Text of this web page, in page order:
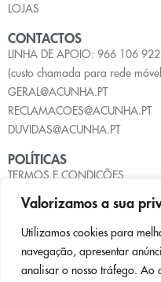
Valorizamos a sua
Utilizamos cookies para
navegação, apresentar
analisar o nosso tráfego. Ao
LOJAS
CONTACTOS
LINHA DE APOIO: 966 106 922
(custo chamada para rede
GERAL@ACUNHA.PT
RECLAMACOES@ACUNHA.PT
DUVIDAS@ACUNHA.PT
POLÍTICAS
TERMOS E CONDIÇÕES
POLÍTICA DE PRIVACIDADE
POLÍTICA DE COOKIES
LIVRO DE RECLAMAÇÕES
PAGAMENTOS